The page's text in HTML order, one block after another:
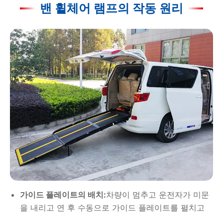
밴 휠체어 램프의 작동 원리
가이드 플레이트의 배치:차량이 멈추고 운전자가 미문
을 내리고 연 후 수동으로 가이드 플레이트를 펼치고